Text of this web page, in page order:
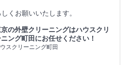
くお願いいたします。
の外壁クリーニングはハウスクリ
ニング町田にお任せください！
スクリーニング町田